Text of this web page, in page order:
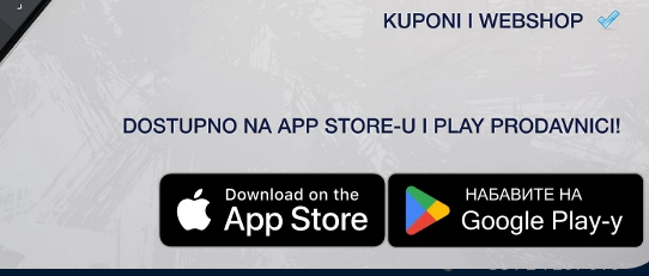
TSC Arena
24300 Bačka Topola
office@tscarena.com
+381 24 267 979